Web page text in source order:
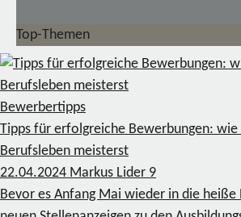
Top-Themen
Bewerbertipps
Tipps für erfolgreiche Bewerbungen: wie
Berufsleben meisterst
22.04.2024 Markus Lider 9
Bevor es Anfang Mai wieder in die heiße